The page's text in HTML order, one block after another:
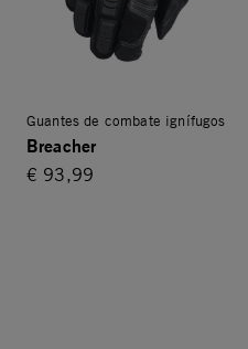
Guantes de combate ignífugos
Breacher
€ 93,99